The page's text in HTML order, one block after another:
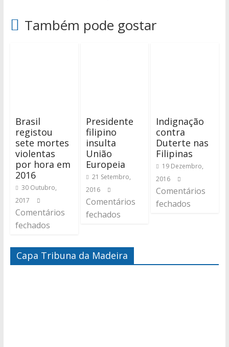
Também pode gostar
Brasil
registou
sete mortes
violentas
por hora em
2016
30 Outubro,
2017
Comentários
fechados
Presidente
filipino
insulta
União
Europeia
21 Setembro,
2016
Comentários
fechados
Indignação
contra
Duterte nas
Filipinas
19 Dezembro,
2016
Comentários
fechados
Capa Tribuna da Madeira